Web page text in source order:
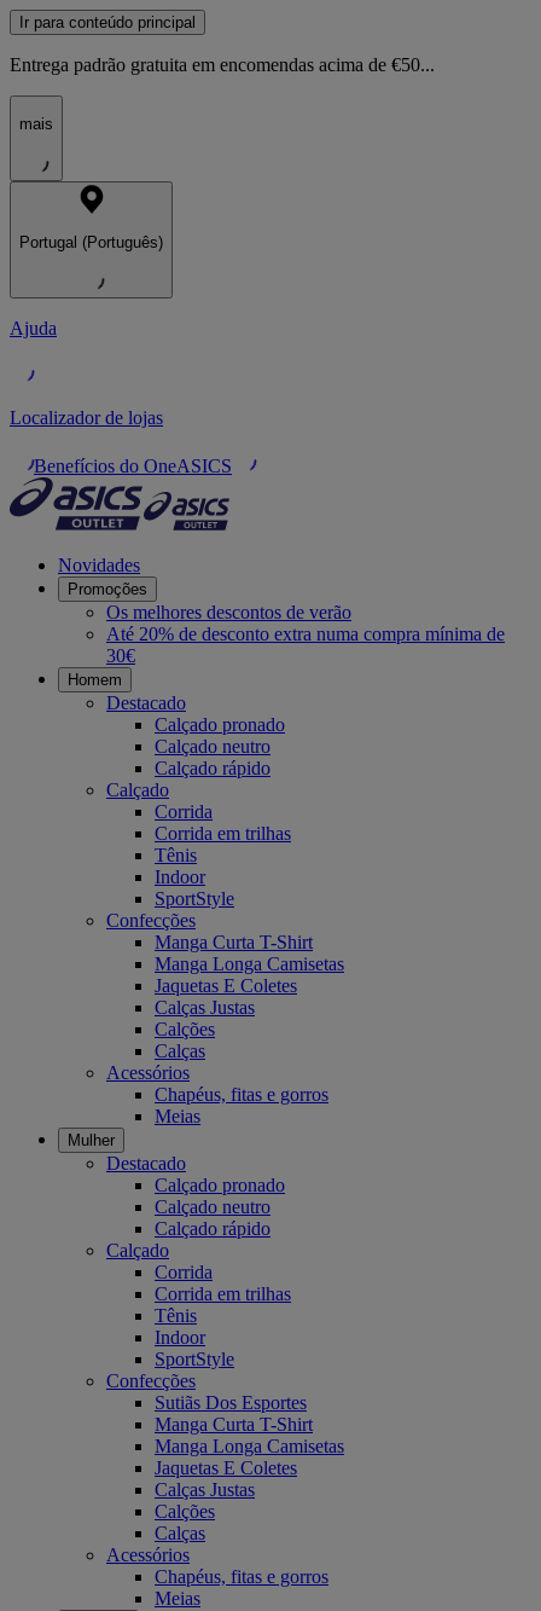
Ir para conteúdo principal
Entrega padrão gratuita em encomendas acima de €50...
mais
Portugal (Português)
Ajuda
Localizador de lojas
Benefícios do OneASICS
Novidades
Promoções
Os melhores descontos de verão
Até 20% de desconto extra numa compra mínima de
30€
Homem
Destacado
Calçado pronado
Calçado neutro
Calçado rápido
Calçado
Corrida
Corrida em trilhas
Tênis
Indoor
SportStyle
Confecções
Manga Curta T-Shirt
Manga Longa Camisetas
Jaquetas E Coletes
Calças Justas
Calções
Calças
Acessórios
Chapéus, fitas e gorros
Meias
Mulher
Destacado
Calçado pronado
Calçado neutro
Calçado rápido
Calçado
Corrida
Corrida em trilhas
Tênis
Indoor
SportStyle
Confecções
Sutiãs Dos Esportes
Manga Curta T-Shirt
Manga Longa Camisetas
Jaquetas E Coletes
Calças Justas
Calções
Calças
Acessórios
Chapéus, fitas e gorros
Meias